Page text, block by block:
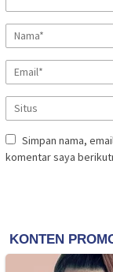
Simpan nama,
komentar saya